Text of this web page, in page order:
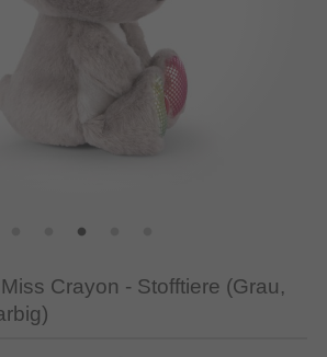
Crayon - Stofftiere (Grau,